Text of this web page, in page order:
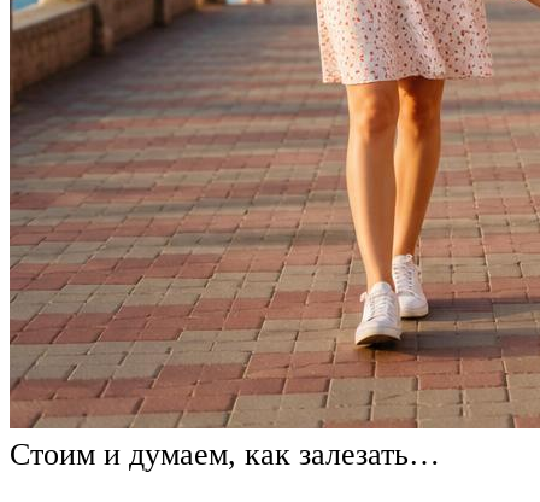
Стоим и думаем, как залезать…